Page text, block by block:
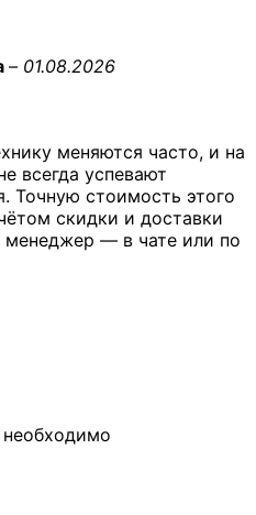
– 01.08.2026
меняются часто, и на
всегда успевают
Точную стоимость этого
скидки и доставки
менеджер — в чате или по